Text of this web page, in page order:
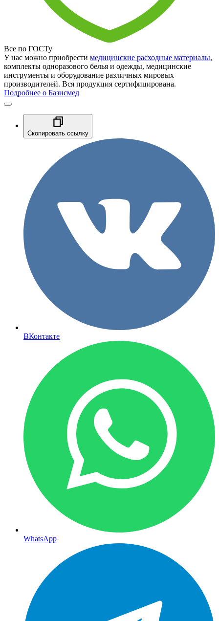
Все по ГОСТу
У нас можно приобрести медицинские расходные материалы,
комплекты одноразового белья и одежды, медицинские
инструменты и оборудование различных мировых
производителей. Вся продукция сертифицирована.
Подробнее о Базисмед
Скопировать ссылку
ВКонтакте
WhatsApp